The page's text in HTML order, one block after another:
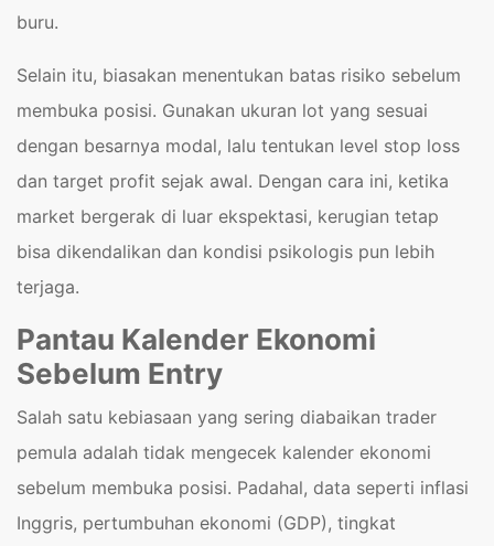
buru.
Selain itu, biasakan menentukan batas risiko sebelum
membuka posisi. Gunakan ukuran lot yang sesuai
dengan besarnya modal, lalu tentukan level stop loss
dan target profit sejak awal. Dengan cara ini, ketika
market bergerak di luar ekspektasi, kerugian tetap
bisa dikendalikan dan kondisi psikologis pun lebih
terjaga.
Pantau Kalender Ekonomi
Sebelum Entry
Salah satu kebiasaan yang sering diabaikan trader
pemula adalah tidak mengecek kalender ekonomi
sebelum membuka posisi. Padahal, data seperti inflasi
Inggris, pertumbuhan ekonomi (GDP), tingkat